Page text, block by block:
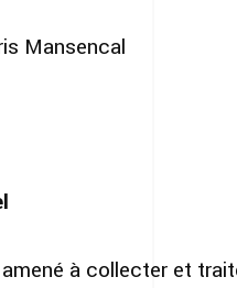
Mansencal
à collecter et